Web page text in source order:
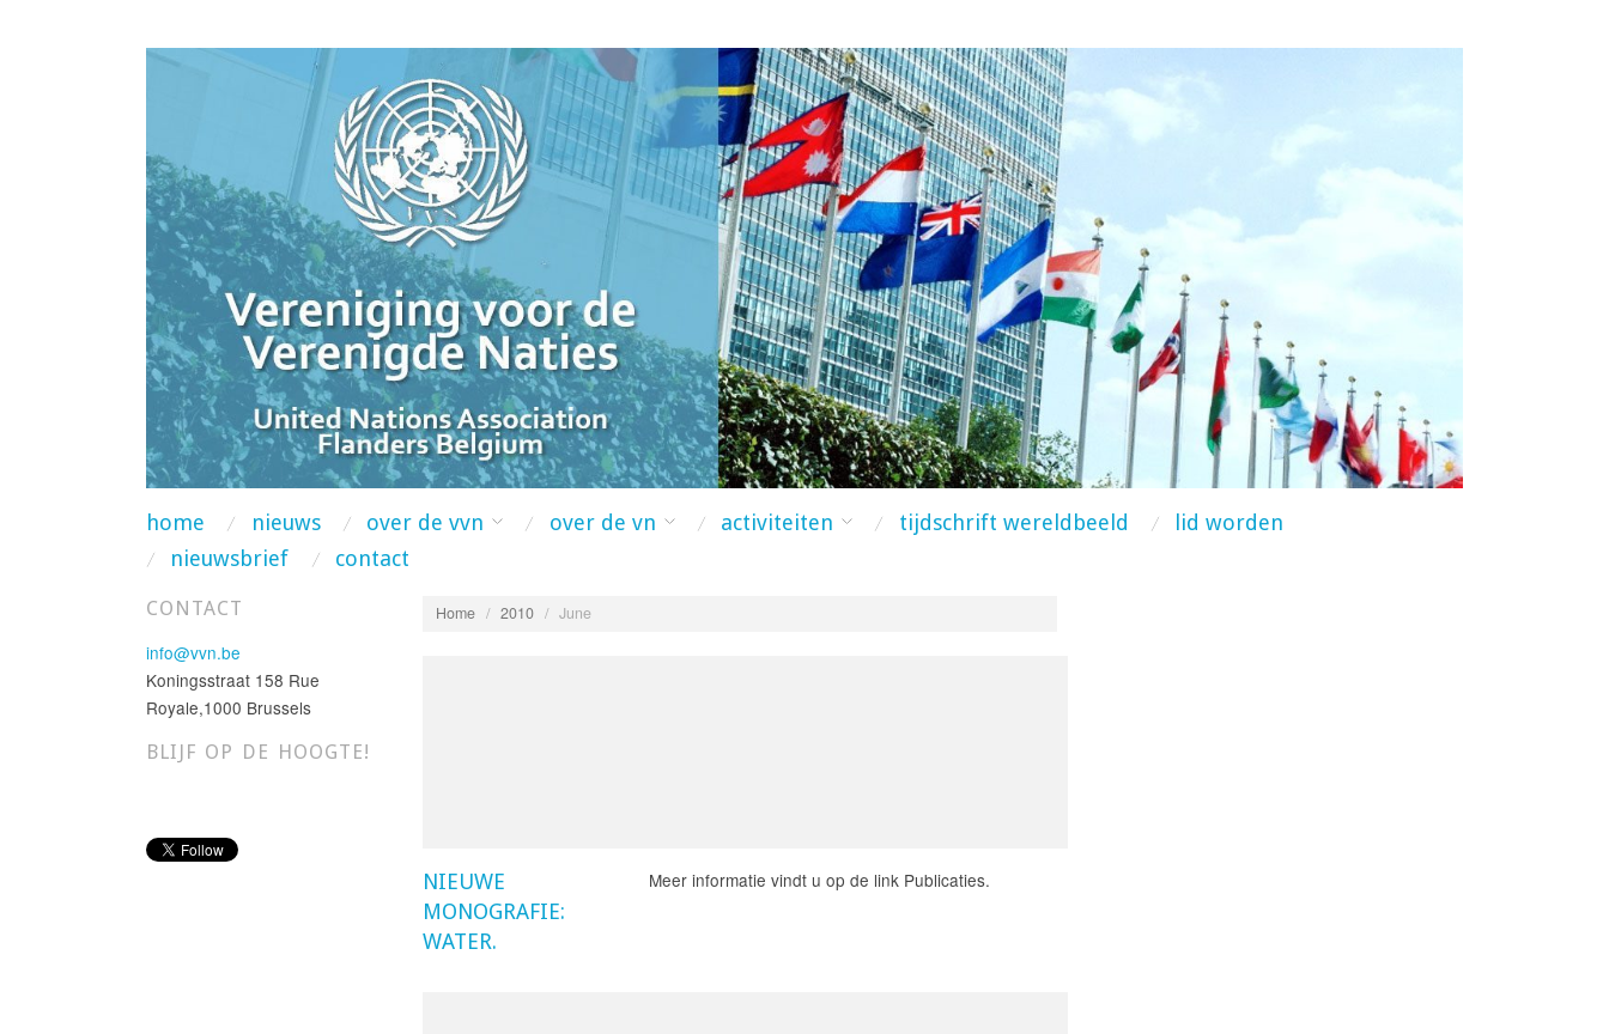
home nieuws over de vvn over de vn activiteiten tijdschrift wereldbeeld
lid worden
nieuwsbrief
contact
CONTACT
info@vvn.be
Koningsstraat 158 Rue
Royale,1000 Brussels
BLIJF OP DE HOOGTE!
Home / 2010 / June
NIEUWE
MONOGRAFIE:
WATER.
Meer informatie vindt u op de link Publicaties.